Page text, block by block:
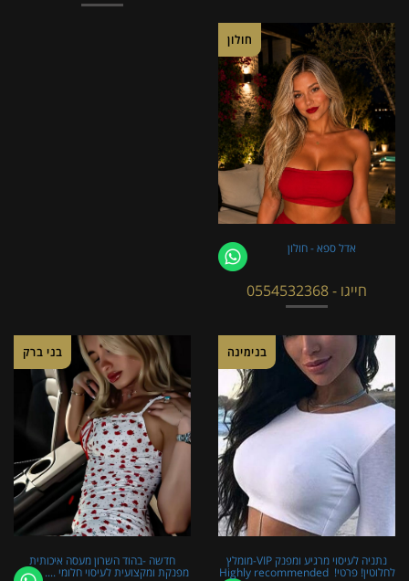
חולון
אדל ספא - חולון
חייגו - 0554532368
בני ברק
חדשה -בהוד השרון מעסה איכותית
מפנקת ומקצועית לעיסוי חלומי ....
בנימינה
נתניה לעיסוי מרגיע ומפנק VIP-מומלץ
לחלוטין! פרטי! ​​​​​​ Highly recommended